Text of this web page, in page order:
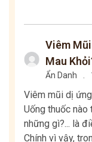
Viêm
Mau
Ẩn Danh
Viêm mũi dị
Uống thuốc
những gì?... là
Chính vì vậy,